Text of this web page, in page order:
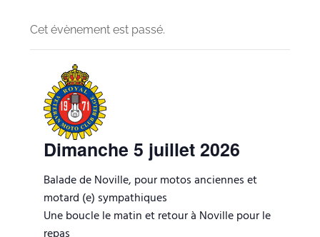
Cet évènement est passé.
Dimanche 5 juillet 2026
Balade de Noville, pour motos anciennes et
motard (e) sympathiques
Une boucle le matin et retour à Noville pour le